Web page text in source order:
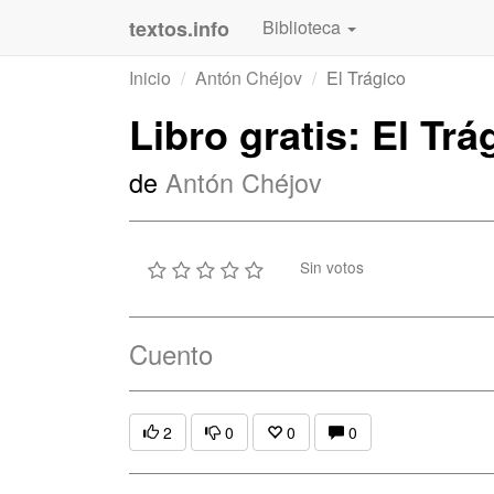
textos.info
Biblioteca
Inicio
Antón Chéjov El Trágico
Libro gratis: El
de Antón Chéjov
Sin votos
Cuento
2 0 0 0